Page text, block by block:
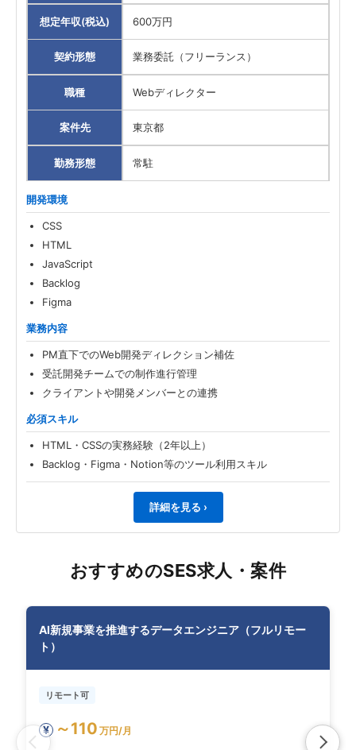
想定年収(税込) 600万円
契約形態 業務委託（フリーランス）
職種 Webディレクター
案件先 東京都
勤務形態 常駐
開発環境
CSS
HTML
JavaScript
Backlog
Figma
業務内容
PM直下でのWeb開発ディレクション補佐
受託開発チームでの制作進行管理
クライアントや開発メンバーとの連携
必須スキル
HTML・CSSの実務経験（2年以上）
Backlog・Figma・Notion等のツール利用スキル
詳細を見る ›
おすすめのSES求人・案件
AI新規事業を推進するデータエンジニア（フルリモー
ト）
リモート可
¥ ～110 万円/月